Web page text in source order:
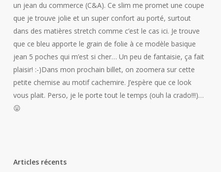
un jean du commerce (C&A). Ce slim me promet une coupe
que je trouve jolie et un super confort au porté, surtout
dans des matières stretch comme c’est le cas ici. Je trouve
que ce bleu apporte le grain de folie à ce modèle basique
jean 5 poches qui m’est si cher… Un peu de fantaisie, ça fait
plaisir! :-)Dans mon prochain billet, on zoomera sur cette
petite chemise au motif cachemire. J’espère que ce look
vous plait. Perso, je le porte tout le temps (ouh la crado!!!)…
😛
Articles récents